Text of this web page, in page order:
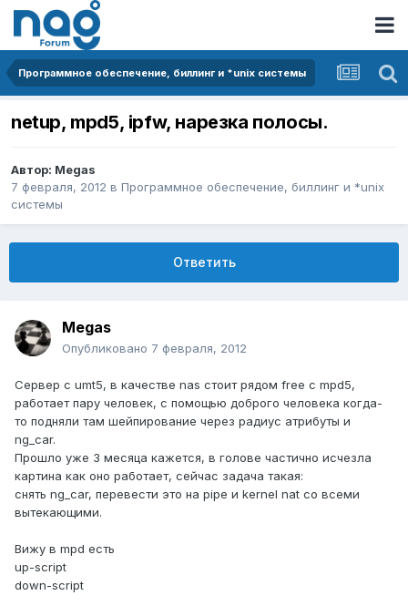
Программное обеспечение, биллинг и *unix системы
netup, mpd5, ipfw, нарезка полосы.
Автор: Megas
7 февраля, 2012 в Программное обеспечение, биллинг и *unix
системы
Ответить
Megas
Опубликовано 7 февраля, 2012
Сервер с umt5, в качестве nas стоит рядом free с mpd5,
работает пару человек, с помощью доброго человека когда-
то подняли там шейпирование через радиус атрибуты и
ng_car.
Прошло уже 3 месяца кажется, в голове частично исчезла
картина как оно работает, сейчас задача такая:
снять ng_car, перевести это на pipe и kernel nat со всеми
вытекающими.
Вижу в mpd есть
up-script
down-script